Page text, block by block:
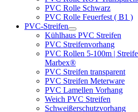
PVC Rolle Schwarz
PVC Rolle Feuerfest ( B1 )
PVC-Streifen
Kühlhaus PVC Streifen
PVC Streifenvorhang
PVC Rollen 5-100m |
Marbex®
PVC Streifen transparent
PVC Streifen Meterware
PVC Lamellen Vorhang
Weich PVC Streifen
Schweißerschutzvorhang